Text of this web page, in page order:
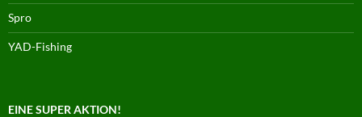
Spro
YAD-Fishing
EINE SUPER AKTION!